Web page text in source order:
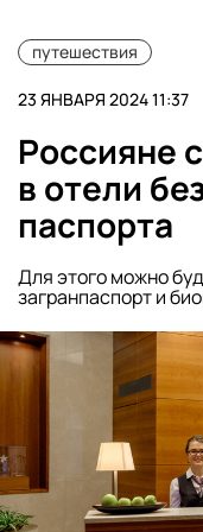
путешествия
23 ЯНВАРЯ 2024 11:37
Россияне
в отели
паспорта
Для этого можно
загранпаспорт и